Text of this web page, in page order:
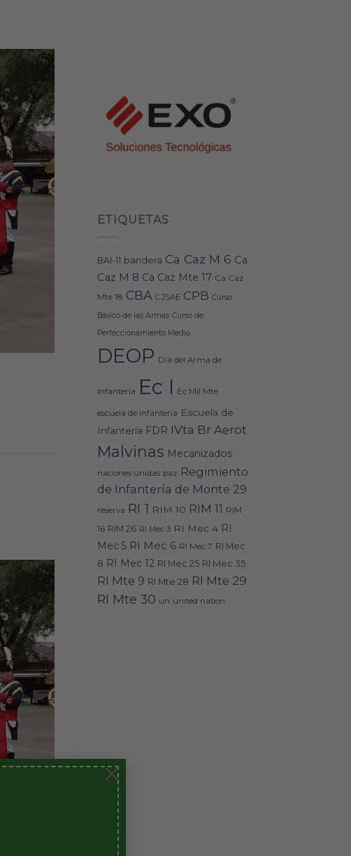
×
ETIQUETAS
BAI-11 bandera Ca Caz M 6 Ca
Caz M 8 Ca Caz Mte 17 Ca Caz
Mte 18 CBA CJSAE CPB Curso
Básico de las Armas Curso de
Perfeccionamiento Medio
DEOP Día del Arma de
Infantería Ec I Ec Mil Mte
escuela de infanteria Escuela de
Infantería FDR IVta Br Aerot
Malvinas Mecanizados
naciones unidas paz Regimiento
de Infantería de Monte 29
reserva RI 1 RIM 10 RIM 11 RIM
16 RIM 26 RI Mec 3 RI Mec 4 RI
Mec 5 RI Mec 6 RI Mec 7 RI Mec
8 RI Mec 12 RI Mec 25 RI Mec 35
RI Mte 9 RI Mte 28 RI Mte 29
RI Mte 30 un united nation